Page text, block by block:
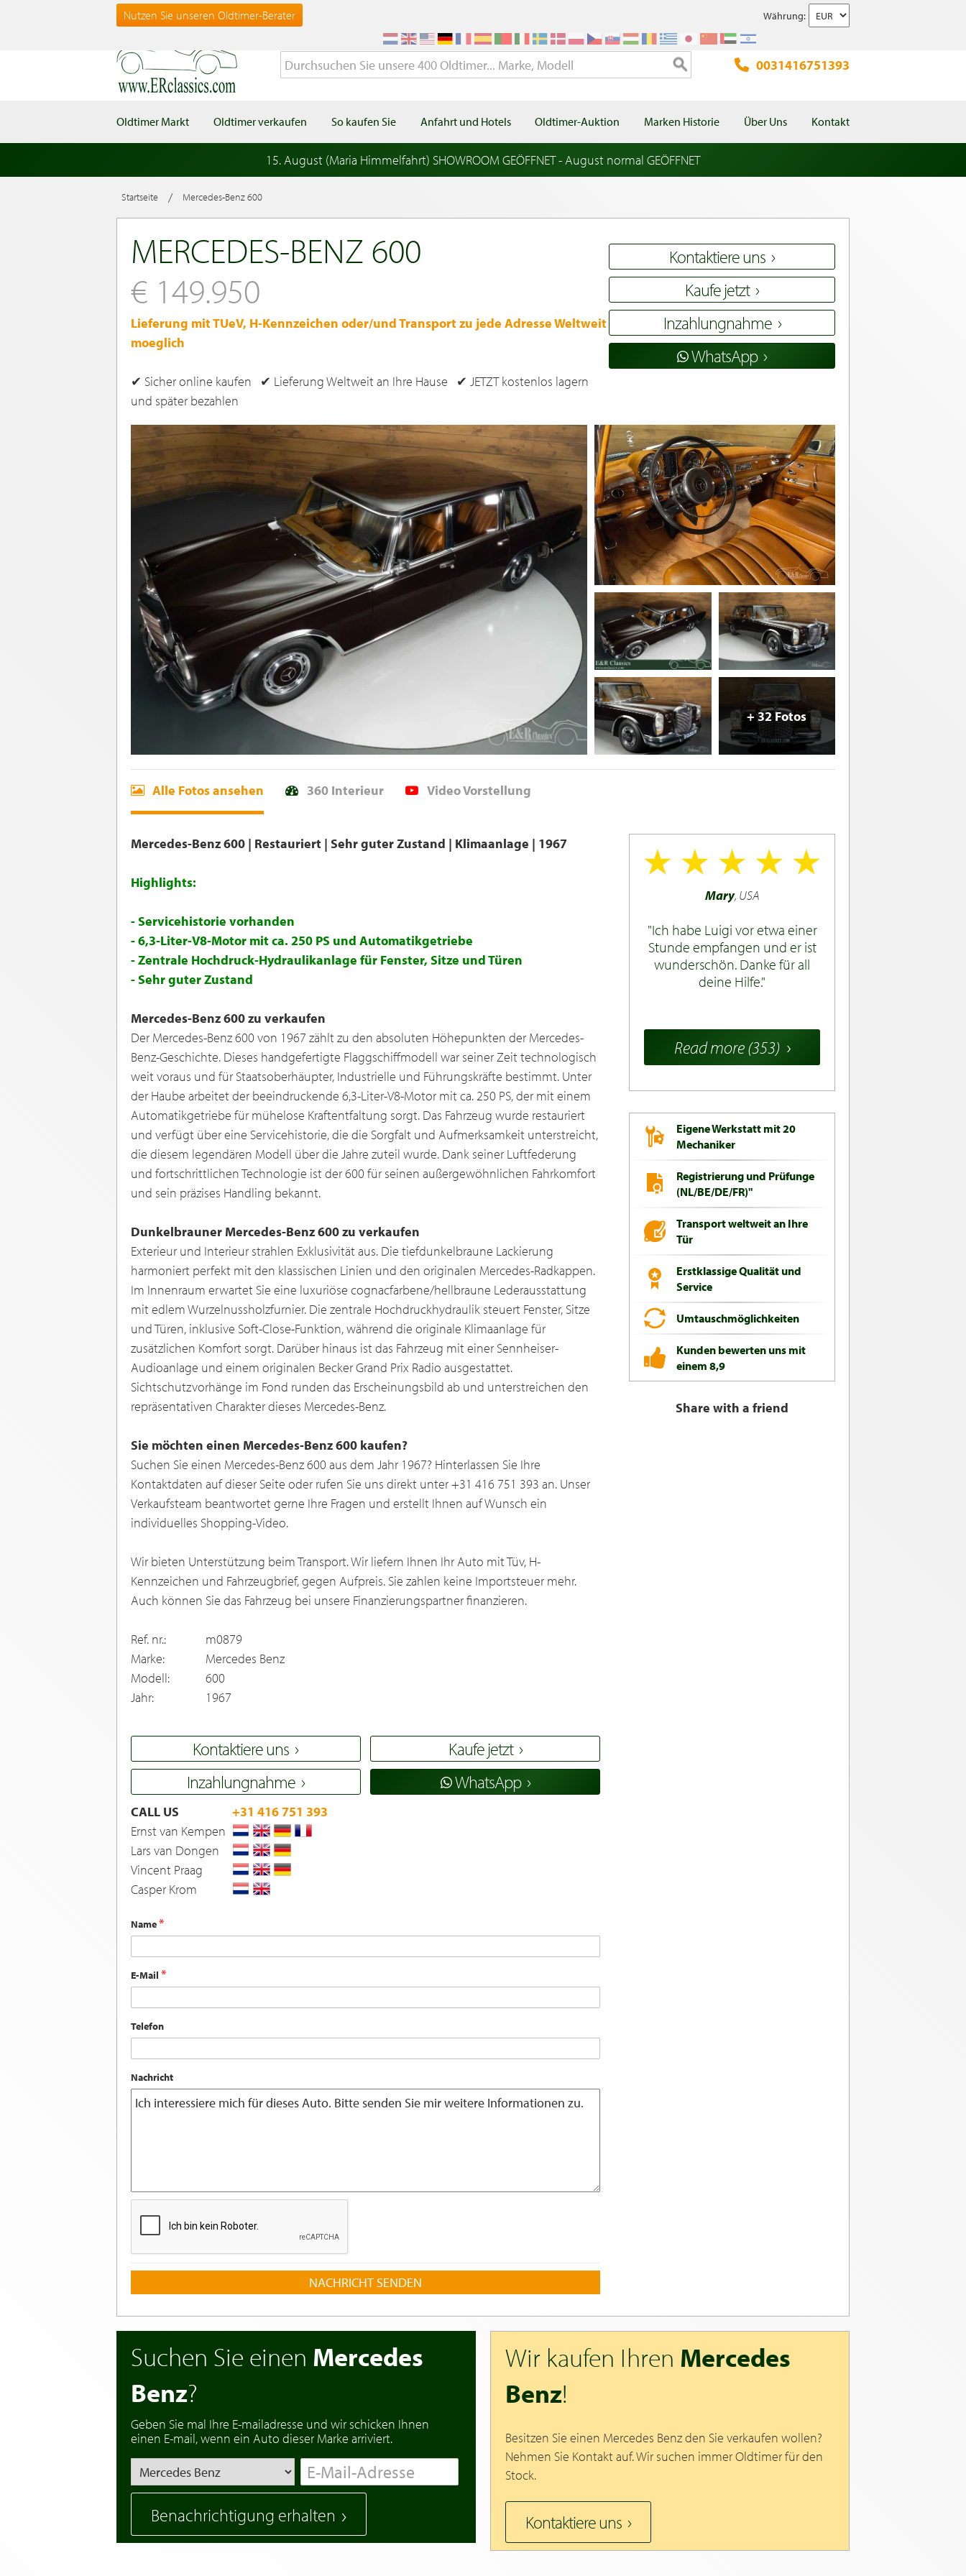
Nutzen Sie unseren Oldtimer-Berater Währung:
0031416751393
Oldtimer Markt Oldtimer verkaufen So kaufen Sie Anfahrt und Hotels Oldtimer-Auktion Marken Historie Über Uns Kontakt
15. August (Maria Himmelfahrt) SHOWROOM GEÖFFNET - August normal GEÖFFNET
Startseite / Mercedes-Benz 600
MERCEDES-BENZ 600
€ 149.950
Lieferung mit TUeV, H-Kennzeichen oder/und Transport zu jede Adresse Weltweit
moeglich
✔ Sicher online kaufen ✔ Lieferung Weltweit an Ihre Hause ✔ JETZT kostenlos lagern
und später bezahlen
Kontaktiere uns
Kaufe jetzt
Inzahlungnahme
WhatsApp
+ 32 Fotos
Alle Fotos ansehen 360 Interieur Video Vorstellung
Mercedes-Benz 600 | Restauriert | Sehr guter Zustand | Klimaanlage | 1967
Highlights:
- Servicehistorie vorhanden
- 6,3-Liter-V8-Motor mit ca. 250 PS und Automatikgetriebe
- Zentrale Hochdruck-Hydraulikanlage für Fenster, Sitze und Türen
- Sehr guter Zustand
Mercedes-Benz 600 zu verkaufen
Der Mercedes-Benz 600 von 1967 zählt zu den absoluten Höhepunkten der Mercedes-
Benz-Geschichte. Dieses handgefertigte Flaggschiffmodell war seiner Zeit technologisch
weit voraus und für Staatsoberhäupter, Industrielle und Führungskräfte bestimmt. Unter
der Haube arbeitet der beeindruckende 6,3-Liter-V8-Motor mit ca. 250 PS, der mit einem
Automatikgetriebe für mühelose Kraftentfaltung sorgt. Das Fahrzeug wurde restauriert
und verfügt über eine Servicehistorie, die die Sorgfalt und Aufmerksamkeit unterstreicht,
die diesem legendären Modell über die Jahre zuteil wurde. Dank seiner Luftfederung
und fortschrittlichen Technologie ist der 600 für seinen außergewöhnlichen Fahrkomfort
und sein präzises Handling bekannt.
Dunkelbrauner Mercedes-Benz 600 zu verkaufen
Exterieur und Interieur strahlen Exklusivität aus. Die tiefdunkelbraune Lackierung
harmoniert perfekt mit den klassischen Linien und den originalen Mercedes-Radkappen.
Im Innenraum erwartet Sie eine luxuriöse cognacfarbene/hellbraune Lederausstattung
mit edlem Wurzelnussholzfurnier. Die zentrale Hochdruckhydraulik steuert Fenster, Sitze
und Türen, inklusive Soft-Close-Funktion, während die originale Klimaanlage für
zusätzlichen Komfort sorgt. Darüber hinaus ist das Fahrzeug mit einer Sennheiser-
Audioanlage und einem originalen Becker Grand Prix Radio ausgestattet.
Sichtschutzvorhänge im Fond runden das Erscheinungsbild ab und unterstreichen den
repräsentativen Charakter dieses Mercedes-Benz.
Sie möchten einen Mercedes-Benz 600 kaufen?
Suchen Sie einen Mercedes-Benz 600 aus dem Jahr 1967? Hinterlassen Sie Ihre
Kontaktdaten auf dieser Seite oder rufen Sie uns direkt unter +31 416 751 393 an. Unser
Verkaufsteam beantwortet gerne Ihre Fragen und erstellt Ihnen auf Wunsch ein
individuelles Shopping-Video.
Wir bieten Unterstützung beim Transport. Wir liefern Ihnen Ihr Auto mit Tüv, H-
Kennzeichen und Fahrzeugbrief, gegen Aufpreis. Sie zahlen keine Importsteuer mehr.
Auch können Sie das Fahrzeug bei unsere Finanzierungspartner finanzieren.
Ref. nr.:
m0879
Marke:
Mercedes Benz
Modell:
600
Jahr:
1967
Kontaktiere uns
Kaufe jetzt
Inzahlungnahme
WhatsApp
CALL US
+31 416 751 393
Ernst van Kempen
Lars van Dongen
Vincent Praag
Casper Krom
Name
E-Mail
Telefon
Nachricht
NACHRICHT SENDEN
Mary, USA
Ich habe Luigi vor etwa einer
Stunde empfangen und er ist
wunderschön. Danke für all
deine Hilfe.
Read more (353)
Eigene Werkstatt mit 20
Mechaniker
Registrierung und Prüfunge
(NL/BE/DE/FR)"
Transport weltweit an Ihre
Tür
Erstklassige Qualität und
Service
Umtauschmöglichkeiten
Kunden bewerten uns mit
einem 8,9
Share with a friend
Suchen Sie einen Mercedes
Benz?
Geben Sie mal Ihre E-mailadresse und wir schicken Ihnen
einen E-mail, wenn ein Auto dieser Marke arriviert.
Benachrichtigung erhalten
Wir kaufen Ihren Mercedes
Benz!
Besitzen Sie einen Mercedes Benz den Sie verkaufen wollen?
Nehmen Sie Kontakt auf. Wir suchen immer Oldtimer für den
Stock.
Kontaktiere uns